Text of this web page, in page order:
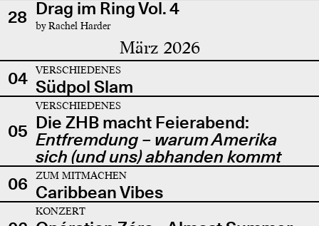
28 Drag im Ring Vol. 4
by Rachel Harder
März 2026
04 VERSCHIEDENES
Südpol Slam
05
VERSCHIEDENES
Die ZHB macht Feierabend:
Entfremdung – warum Amerika
sich (und uns) abhanden kommt
06
ZUM MITMACHEN
Caribbean Vibes
KONZERT